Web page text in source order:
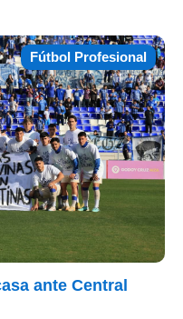
Fútbol Profesional
ante Central